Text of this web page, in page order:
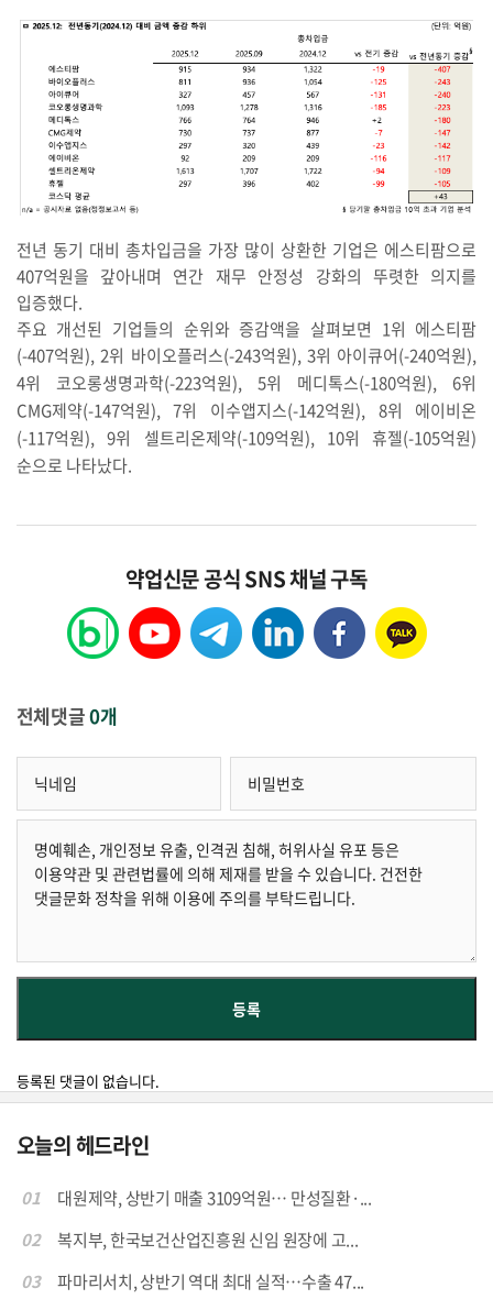
전년 동기 대비 총차입금을 가장 많이 상환한 기업은 에스티팜으로
407억원을 갚아내며 연간 재무 안정성 강화의 뚜렷한 의지를
입증했다.
주요 개선된 기업들의 순위와 증감액을 살펴보면 1위 에스티팜
(-407억원), 2위 바이오플러스(-243억원), 3위 아이큐어(-240억원),
4위 코오롱생명과학(-223억원), 5위 메디톡스(-180억원), 6위
CMG제약(-147억원), 7위 이수앱지스(-142억원), 8위 에이비온
(-117억원), 9위 셀트리온제약(-109억원), 10위 휴젤(-105억원)
순으로 나타났다.
약업신문 공식 SNS 채널 구독
전체댓글0개
등록된 댓글이 없습니다.
오늘의 헤드라인
01
대원제약, 상반기 매출 3109억원… 만성질환·...
02
복지부, 한국보건산업진흥원 신임 원장에 고...
03
파마리서치, 상반기 역대 최대 실적…수출 47...